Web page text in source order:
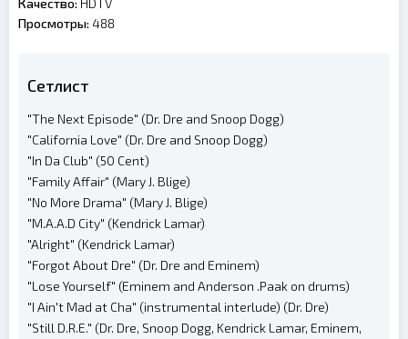
Просмотры: 488
Сетлист
"The Next Episode" (Dr. Dre and Snoop Dogg)
"California Love" (Dr. Dre and Snoop Dogg)
"In Da Club" (50 Cent)
"Family Affair" (Mary J. Blige)
"No More Drama" (Mary J. Blige)
"M.A.A.D City" (Kendrick Lamar)
"Alright" (Kendrick Lamar)
"Forgot About Dre" (Dr. Dre and Eminem)
"Lose Yourself" (Eminem and Anderson .Paak on drums)
"I Ain't Mad at Cha" (instrumental interlude) (Dr. Dre)
"Still D.R.E." (Dr. Dre, Snoop Dogg, Kendrick Lamar, Eminem,